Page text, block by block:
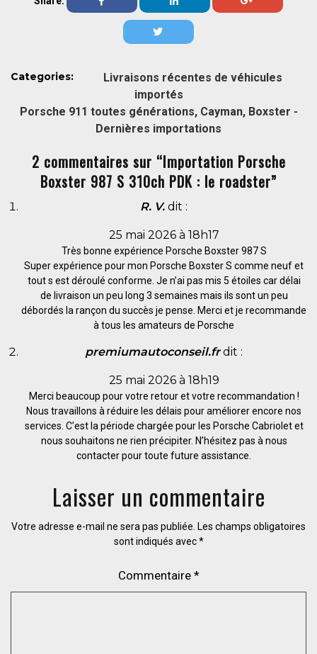
Categories:
Livraisons récentes de véhicules
importés
Porsche 911 toutes générations, Cayman, Boxster -
Dernières importations
2 commentaires sur “Importation Porsche
Boxster 987 S 310ch PDK : le roadster”
R. V. dit :
25 mai 2026 à 18h17
Très bonne expérience Porsche Boxster 987 S
Super expérience pour mon Porsche Boxster S comme neuf et
tout s est déroulé conforme. Je n’ai pas mis 5 étoiles car délai
de livraison un peu long 3 semaines mais ils sont un peu
débordés la rançon du succès je pense. Merci et je recommande
à tous les amateurs de Porsche
premiumautoconseil.fr dit :
25 mai 2026 à 18h19
Merci beaucoup pour votre retour et votre recommandation !
Nous travaillons à réduire les délais pour améliorer encore nos
services. C’est la période chargée pour les Porsche Cabriolet et
nous souhaitons ne rien précipiter. N’hésitez pas à nous
contacter pour toute future assistance.
Laisser un commentaire
Votre adresse e-mail ne sera pas publiée. Les champs obligatoires
sont indiqués avec*
Commentaire *